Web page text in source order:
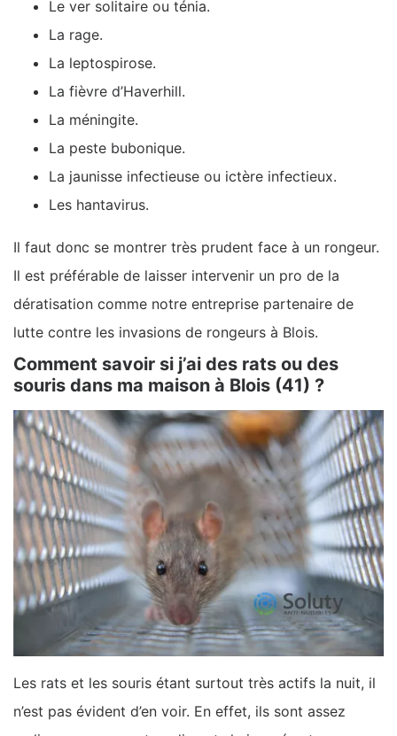
Le ver solitaire ou ténia.
La rage.
La leptospirose.
La fièvre d’Haverhill.
La méningite.
La peste bubonique.
La jaunisse infectieuse ou ictère infectieux.
Les hantavirus.
Il faut donc se montrer très prudent face à un rongeur.
Il est préférable de laisser intervenir un pro de la
dératisation comme notre entreprise partenaire de
lutte contre les invasions de rongeurs à Blois.
Comment savoir si j’ai des rats ou des
souris dans ma maison à Blois (41) ?
Les rats et les souris étant surtout très actifs la nuit, il
n’est pas évident d’en voir. En effet, ils sont assez